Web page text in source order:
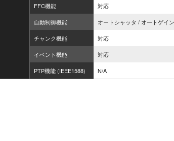
FFC機能
対応
自動制御機能
オートシャッタ / オートゲイン
チャンク機能
対応
イベント機能
対応
PTP機能 (IEEE1588)
N/A